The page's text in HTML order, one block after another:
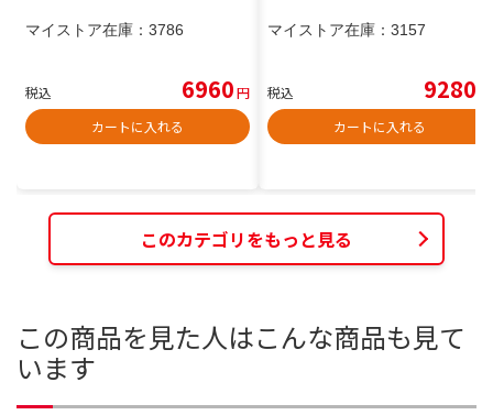
マイストア在庫： 3786
税込 6960円
カートに入れる
マイストア在庫： 3157
税込 9280
カートに入れる
このカテゴリをもっと見る
この商品を見た人はこんな商品も見て
います